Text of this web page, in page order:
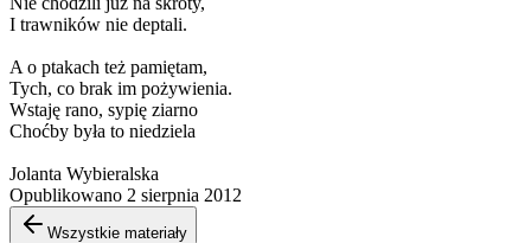
I trawników nie deptali.
A o ptakach też pamiętam,
Tych, co brak im pożywienia.
Wstaję rano, sypię ziarno
Choćby była to niedziela
Jolanta Wybieralska
Opublikowano 2 sierpnia 2012
Wszystkie materiały